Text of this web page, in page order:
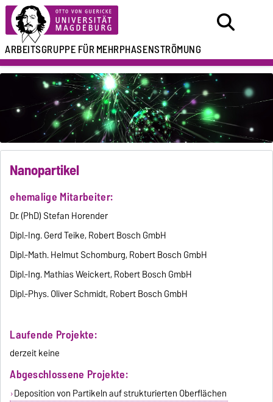
ARBEITSGRUPPE FÜRMEHRPHASENSTRÖMUNG
Nanopartikel
ehemalige Mitarbeiter:
Dr. (PhD) Stefan Horender
Dipl.-Ing. Gerd Teike, Robert Bosch GmbH
Dipl.-Math. Helmut Schomburg, Robert Bosch GmbH
Dipl.-Ing. Mathias Weickert, Robert Bosch GmbH
Dipl.-Phys. Oliver Schmidt, Robert Bosch GmbH
Laufende Projekte:
derzeit keine
Abgeschlossene Projekte:
Deposition von Partikeln auf strukturierten Oberflächen